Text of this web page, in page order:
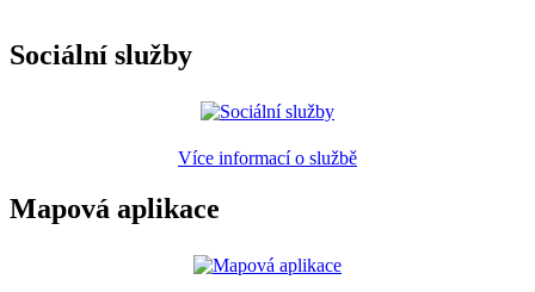
Sociální služby
Více informací o službě
Mapová aplikace